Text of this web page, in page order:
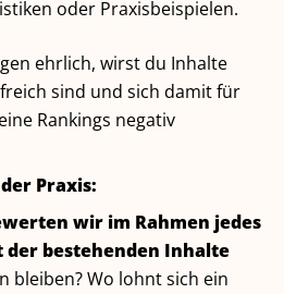
oder Praxisbeispielen.
ehrlich, wirst du Inhalte
sind und sich damit für
Rankings negativ
Praxis:
wir im Rahmen jedes
der bestehenden Inhalte
bleiben? Wo lohnt sich ein